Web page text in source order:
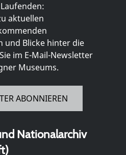
aktuellen
und Blicke hinter die
im E-Mail-Newsletter
Museums.
ABONNIEREN
Nationalarchiv